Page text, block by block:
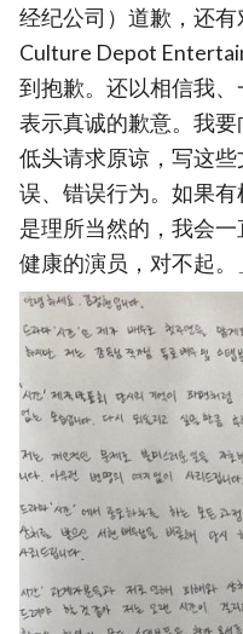
经纪公司）道歉，还
Culture Depot
到抱歉。还以相信我
表示真诚的歉意。我
低头请求原谅，写这
误、错误行为。如果
是理所当然的，我会
健康的演员，对不起。